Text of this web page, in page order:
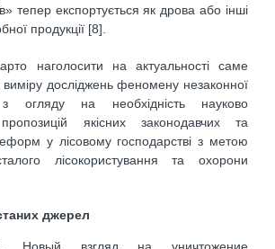
тепер експортується як дрова або інші
продукції [8].
наголосити на актуальності саме
виміру досліджень феномену незаконної
огляду на необхідність науково
якісних законодавчих та
у лісовому господарстві з метою
лісокористування та охорони
джерел